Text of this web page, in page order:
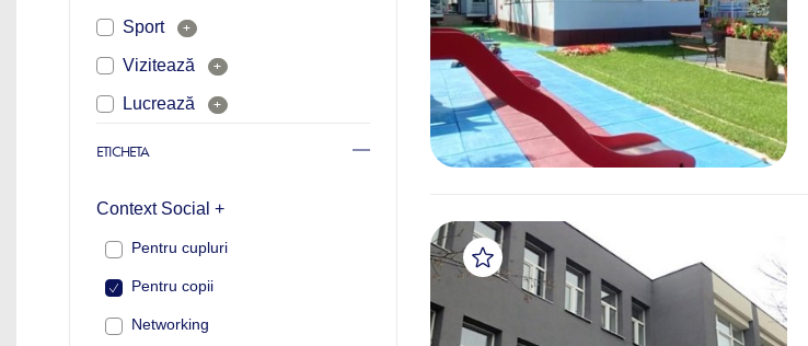
Sport +
Vizitează +
Lucrează +
ETICHETA
Context Social +
Pentru cupluri
Pentru copii
Networking